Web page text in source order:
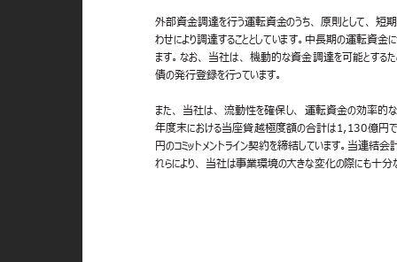
外部資金調達を行う運転資金のうち、 原則として、 短
わせにより調達することとしています。中長期の運転資
ます。なお、 当社は、 機動的な資金調達を可能と
債の発行登録を行っています。
また、 当社は、 流動性を確保し、 運転資金の効率
年度末における当座貸越極度額の合計は1,130億円
円のコミットメントライン契約を締結しています。当連結
れらにより、 当社は事業環境の大きな変化の際にも十